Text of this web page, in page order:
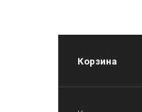
Корзина